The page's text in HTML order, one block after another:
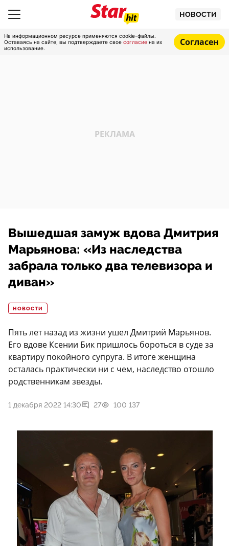
НОВОСТИ
На информационном ресурсе применяются cookie-файлы.
Оставаясь на сайте, вы подтверждаете свое согласие на их
использование.
Согласен
Вышедшая замуж вдова Дмитрия
Марьянова: «Из наследства
забрала только два телевизора и
диван»
НОВОСТИ
Пять лет назад из жизни ушел Дмитрий Марьянов.
Его вдове Ксении Бик пришлось бороться в суде за
квартиру покойного супруга. В итоге женщина
осталась практически ни с чем, наследство отошло
родственникам звезды.
1 декабря 2022 14:30 27 100 137